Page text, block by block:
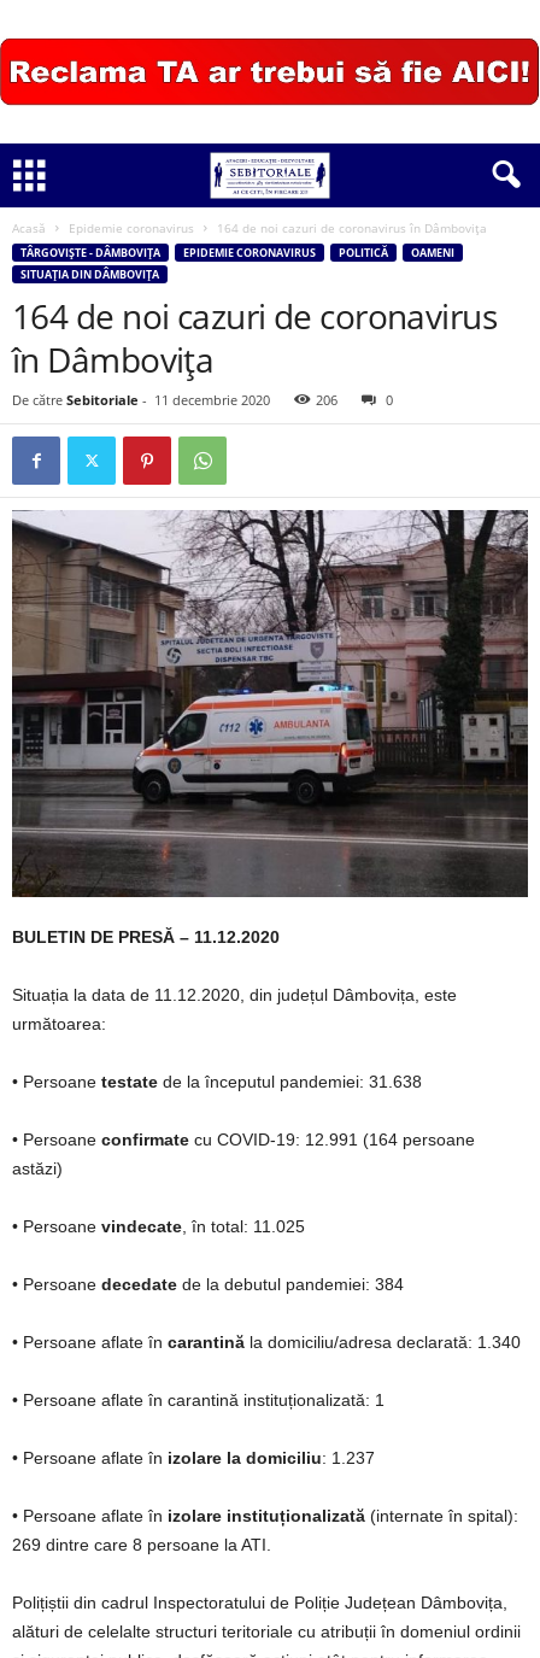
Acasă Epidemie coronavirus 164 de noi cazuri de coronavirus în Dâmbovița
TÂRGOVIȘTE - DÂMBOVIȚA EPIDEMIE CORONAVIRUS POLITICĂ
OAMENI
SITUAȚIA DIN DÂMBOVIȚA
164 de noi cazuri de coronavirus
în Dâmbovița
De către Sebitoriale - 11 decembrie 2020 206 0
BULETIN DE PRESĂ – 11.12.2020
Situația la data de 11.12.2020, din județul Dâmbovița, este
următoarea:
• Persoane testate de la începutul pandemiei: 31.638
• Persoane confirmate cu COVID-19: 12.991 (164 persoane
astăzi)
• Persoane vindecate , în total: 11.025
• Persoane decedate de la debutul pandemiei: 384
• Persoane aflate în carantină la domiciliu/adresa declarată: 1.340
• Persoane aflate în carantină instituționalizată: 1
• Persoane aflate în izolare la domiciliu: 1.237
• Persoane aflate în izolare instituționalizată (internate în spital):
269 dintre care 8 persoane la ATI.
Polițiștii din cadrul Inspectoratului de Poliție Județean Dâmbovița,
alături de celelalte structuri teritoriale cu atribuții în domeniul ordinii